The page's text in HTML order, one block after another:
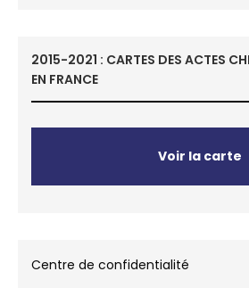
2015-2021 : CARTES DES ACTES
EN FRANCE
Voir la carte
Centre de confidentialité